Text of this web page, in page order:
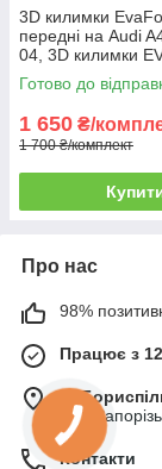
3D килимки
передні на Audi
04, 3D килимки
Готово до
1 650 ₴/
1 700 ₴/комплект
Про нас
98%
Працює з
м.
вул.
Контакти